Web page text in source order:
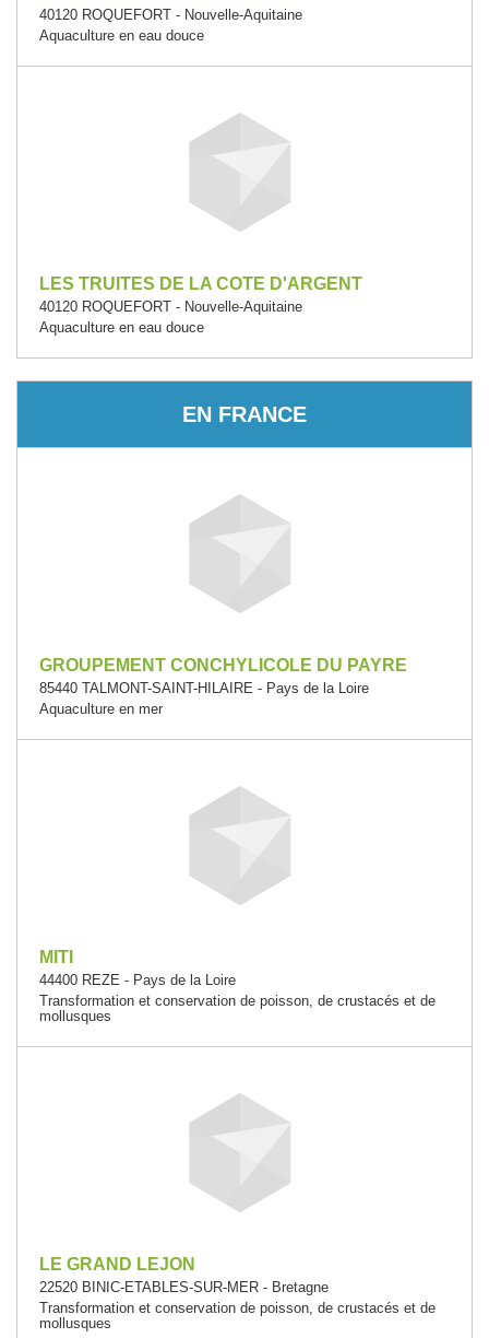
40120 ROQUEFORT - Nouvelle-Aquitaine
Aquaculture en eau douce
LES TRUITES DE LA COTE D'ARGENT
40120 ROQUEFORT - Nouvelle-Aquitaine
Aquaculture en eau douce
EN FRANCE
GROUPEMENT CONCHYLICOLE DU PAYRE
85440 TALMONT-SAINT-HILAIRE - Pays de la Loire
Aquaculture en mer
MITI
44400 REZE - Pays de la Loire
Transformation et conservation de poisson, de crustacés et de
mollusques
LE GRAND LEJON
22520 BINIC-ETABLES-SUR-MER - Bretagne
Transformation et conservation de poisson, de crustacés et de
mollusques